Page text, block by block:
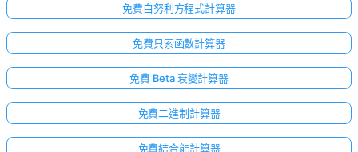
免費白努利方程式計算器
免費貝索函數計算器
免費 Beta 衰變計算器
免費二進制計算器
免費結合能計算器